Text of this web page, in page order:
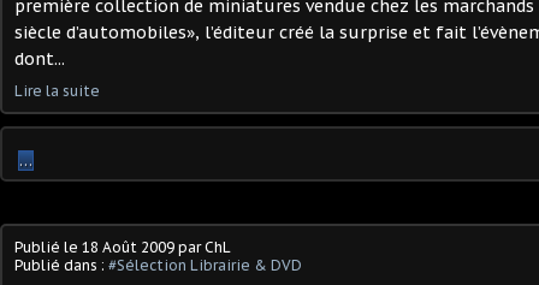
première collection de miniatures vendue chez les marchands
siècle d’automobiles», l’éditeur créé la surprise et fait
dont...
Lire la suite
…
Publié le 18 Août 2009 par ChL
Publié dans : #Sélection Librairie & DVD